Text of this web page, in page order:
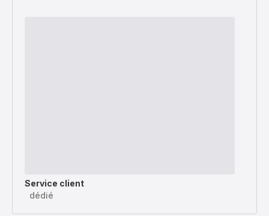
Service client
dédié